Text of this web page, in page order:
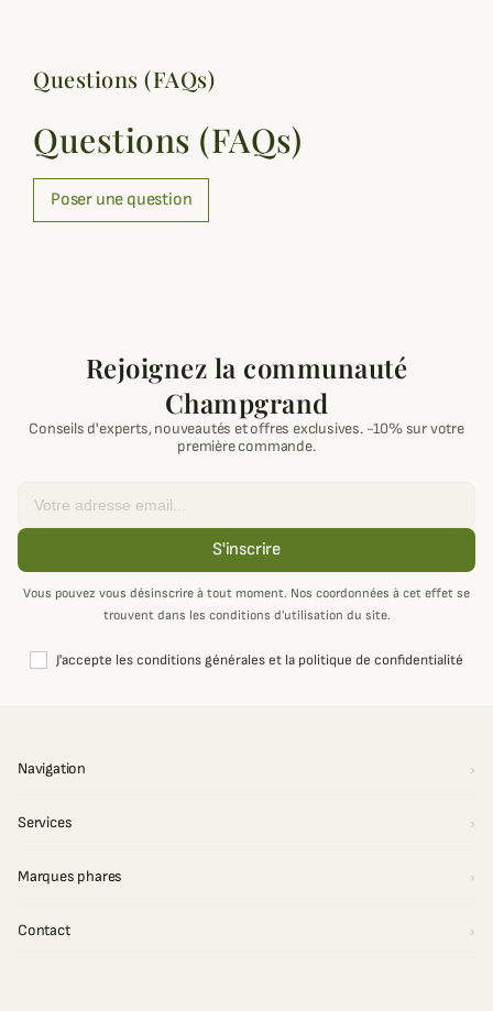
Questions (FAQs)
Questions (FAQs)
Poser une question
Rejoignez la communauté
Champgrand
Conseils d'experts, nouveautés et offres exclusives. -10% sur votre
première commande.
S'inscrire
Vous pouvez vous désinscrire à tout moment. Nos coordonnées à cet effet se
trouvent dans les conditions d’utilisation du site.
J'accepte les conditions générales et la politique de confidentialité
Navigation
Services
Marques phares
Contact